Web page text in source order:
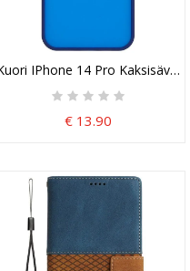
IPhone 14 Pro
€ 13.90